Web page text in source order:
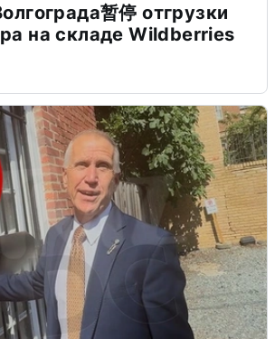
暂停 отгрузки
на складе Wildberries